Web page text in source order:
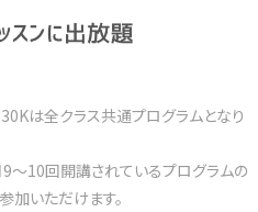
は全クラス共通プログラムとなり
9～10回開講されているプログラムの
加いただけます。